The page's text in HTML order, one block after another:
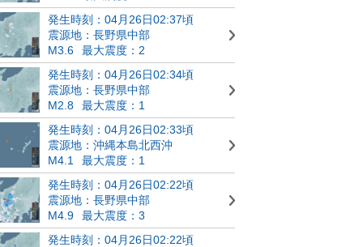
発生時刻：04月26日02:37頃
震源地：長野県中部
M3.6
最大震度：2
発生時刻：04月26日02:34頃
震源地：長野県中部
M2.8
最大震度：1
発生時刻：04月26日02:33頃
震源地：沖縄本島北西沖
M4.1
最大震度：1
発生時刻：04月26日02:22頃
震源地：長野県中部
M4.9
最大震度：3
発生時刻：04月26日02:22頃